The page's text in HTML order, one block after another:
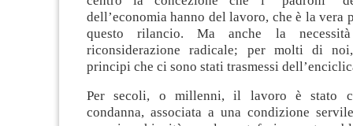
dell’economia hanno del lavoro, che è la vera
questo rilancio. Ma anche la
riconsiderazione radicale; per molti di
principi che ci sono stati trasmessi
Per secoli, o millenni, il lavoro è stato
condanna, associata a una condizione